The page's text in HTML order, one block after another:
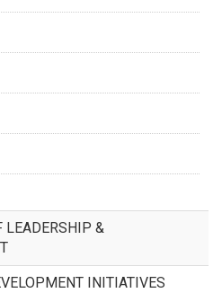
LEADERSHIP &
INITIATIVES